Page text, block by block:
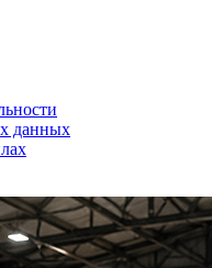
данных